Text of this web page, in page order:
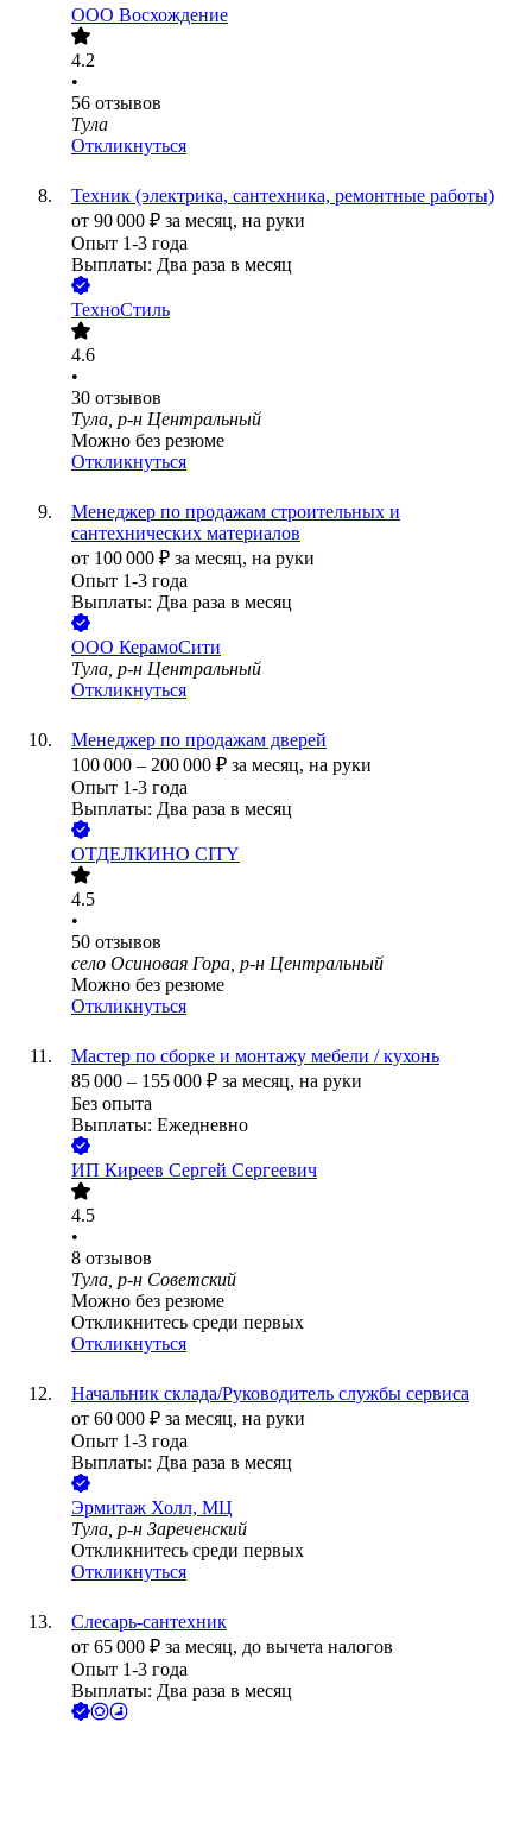
ООО Восхождение
4.2
•
56 отзывов
Тула
Откликнуться
Техник (электрика, сантехника, ремонтные работы)
от 90 000 ₽ за месяц, на руки
Опыт 1-3 года
Выплаты: Два раза в месяц
ТехноСтиль
4.6
•
30 отзывов
Тула, р-н Центральный
Можно без резюме
Откликнуться
Менеджер по продажам строительных и
сантехнических материалов
от 100 000 ₽ за месяц, на руки
Опыт 1-3 года
Выплаты: Два раза в месяц
ООО КерамоСити
Тула, р-н Центральный
Откликнуться
Менеджер по продажам дверей
100 000 – 200 000 ₽ за месяц, на руки
Опыт 1-3 года
Выплаты: Два раза в месяц
ОТДЕЛКИНО CITY
4.5
•
50 отзывов
село Осиновая Гора, р-н Центральный
Можно без резюме
Откликнуться
Мастер по сборке и монтажу мебели / кухонь
85 000 – 155 000 ₽ за месяц, на руки
Без опыта
Выплаты: Ежедневно
ИП Киреев Сергей Сергеевич
4.5
•
8 отзывов
Тула, р-н Советский
Можно без резюме
Откликнитесь среди первых
Откликнуться
Начальник склада/Руководитель службы сервиса
от 60 000 ₽ за месяц, на руки
Опыт 1-3 года
Выплаты: Два раза в месяц
Эрмитаж Холл, МЦ
Тула, р-н Зареченский
Откликнитесь среди первых
Откликнуться
Слесарь-сантехник
от 65 000 ₽ за месяц, до вычета налогов
Опыт 1-3 года
Выплаты: Два раза в месяц